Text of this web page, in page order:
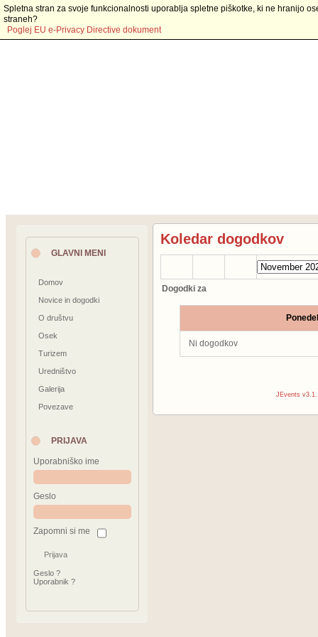
GLAVNI MENI
Domov
Novice in dogodki
O društvu
Osek
Turizem
Uredništvo
Galerija
Povezave
PRIJAVA
Uporabniško ime
Geslo
Zapomni si me
Geslo ?
Uporabnik ?
Koledar dogodkov
Dogodki za
Ni dogodkov
JEvents
Spletna stran za svoje funkcionalnosti uporablja spletne piškotke, ki ne hranijo
straneh?
Poglej EU e-Privacy Directive dokument